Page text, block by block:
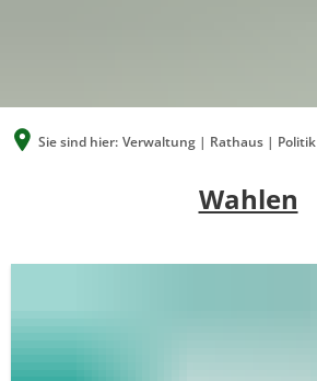
Sie sind hier: Verwaltung | Rathaus | Politik
Wahlen